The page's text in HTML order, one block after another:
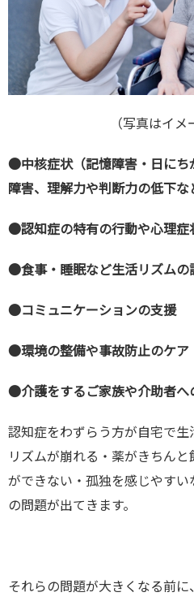
（写真はイメ
●中核症状（記憶障害・日にち
障害、理解力や判断力の低下な
●認知症の特有の行動や心理症
●食事・睡眠など生活リズムの
●コミュニケーションの支援
●環境の整備や事故防止のケア
●介護をするご家族や介助者へ
認知症をわずらう方が自宅で
リズムが崩れる・薬がきちん
ができない・孤独を感じやす
の問題が出てきます。
それらの問題が大きくなる前